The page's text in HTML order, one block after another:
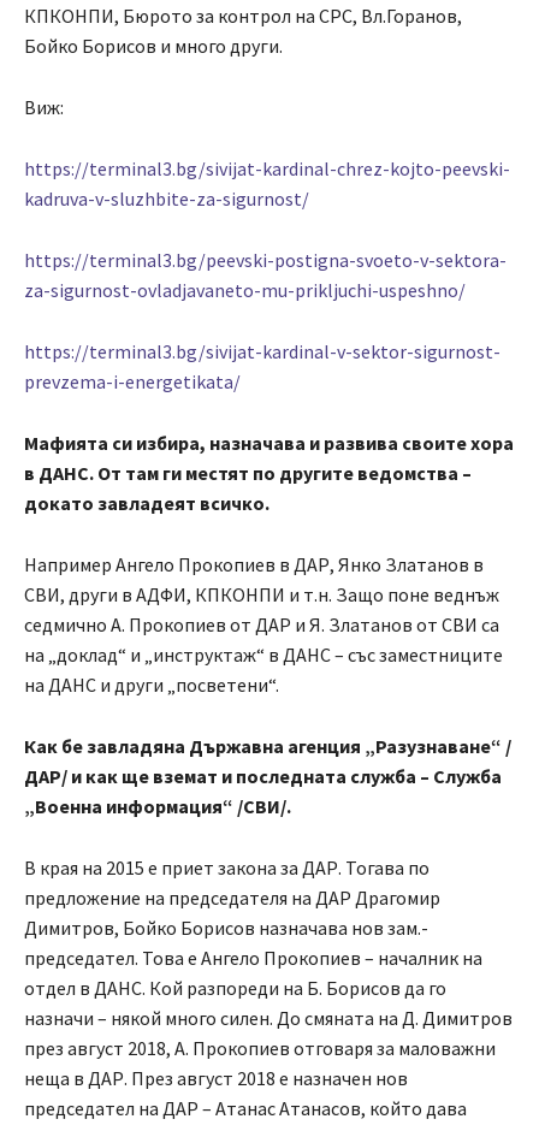
КПКОНПИ, Бюрото за контрол на СРС, Вл.Горанов,
Бойко Борисов и много други.
Виж:
https://terminal3.bg/sivijat-kardinal-chrez-kojto-peevski-
kadruva-v-sluzhbite-za-sigurnost/
https://terminal3.bg/peevski-postigna-svoeto-v-sektora-
za-sigurnost-ovladjavaneto-mu-prikljuchi-uspeshno/
https://terminal3.bg/sivijat-kardinal-v-sektor-sigurnost-
prevzema-i-energetikata/
Мафията си избира, назначава и развива своите хора
в ДАНС. От там ги местят по другите ведомства –
докато завладеят всичко.
Например Ангело Прокопиев в ДАР, Янко Златанов в
СВИ, други в АДФИ, КПКОНПИ и т.н. Защо поне веднъж
седмично А. Прокопиев от ДАР и Я. Златанов от СВИ са
на „доклад“ и „инструктаж“ в ДАНС – със заместниците
на ДАНС и други „посветени“.
Как бе завладяна Държавна агенция „Разузнаване“ /
ДАР/ и как ще вземат и последната служба – Служба
„Военна информация“ /СВИ/.
В края на 2015 е приет закона за ДАР. Тогава по
предложение на председателя на ДАР Драгомир
Димитров, Бойко Борисов назначава нов зам.-
председател. Това е Ангело Прокопиев – началник на
отдел в ДАНС. Кой разпореди на Б. Борисов да го
назначи – някой много силен. До смяната на Д. Димитров
през август 2018, А. Прокопиев отговаря за маловажни
неща в ДАР. През август 2018 е назначен нов
председател на ДАР – Атанас Атанасов, който дава